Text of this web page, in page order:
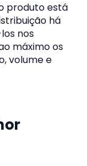
produto está
há
nos
máximo os
volume e